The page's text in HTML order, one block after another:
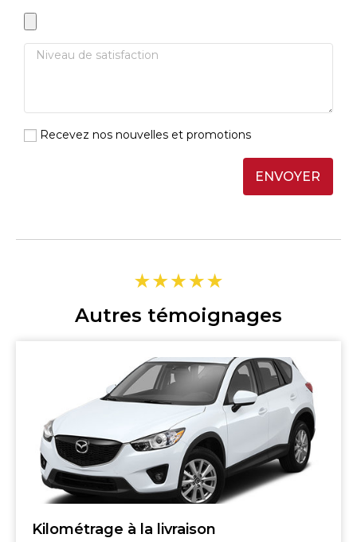
Recevez nos nouvelles et promotions
ENVOYER
Autres témoignages
Kilométrage à la livraison